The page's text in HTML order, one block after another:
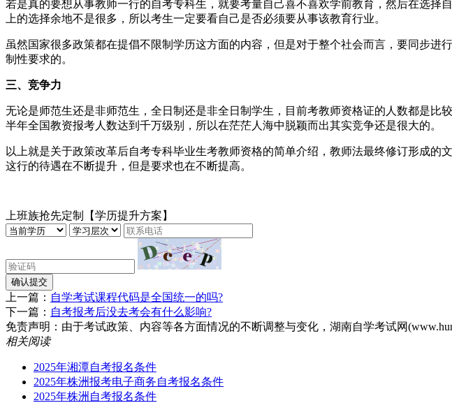
若是真的要想从事教师一行的自考专科生，就要考量自己喜不喜欢学前教育，然后在选
上的选择余地不是很多，所以考生一定要看自己是否必须要从事该教育行业。
虽然国家很多政策都在提倡不限制学历这方面的内容，但是对于整个社会而言，要同步
制性要求的。
三、竞争力
无论是师范生还是非师范生，全日制还是非全日制学生，目前考教师资格证的人数都是比
半年全国教资报考人数达到千万级别，所以在茫茫人海中脱颖而出其实竞争还是很大的。
以上就是关于政策改革后自考专科毕业生考教师资格的简单介绍，教师法最终修订形成
这行的待遇在不断提升，但是要求也在不断提高。
上班族抢先定制【学历提升方案】
确认提交
上一篇： 自学考试课程代码是全国统一的吗?
下一篇： 自考报考后没去考会有什么影响?
免责声明：由于考试政策、内容等各方面情况的不断调整与变化，湖南自学考试网
相关阅读
2025年湘潭自考报名条件​
2025年株洲报考电子商务自考报名条件
2025年株洲自考报名条件​